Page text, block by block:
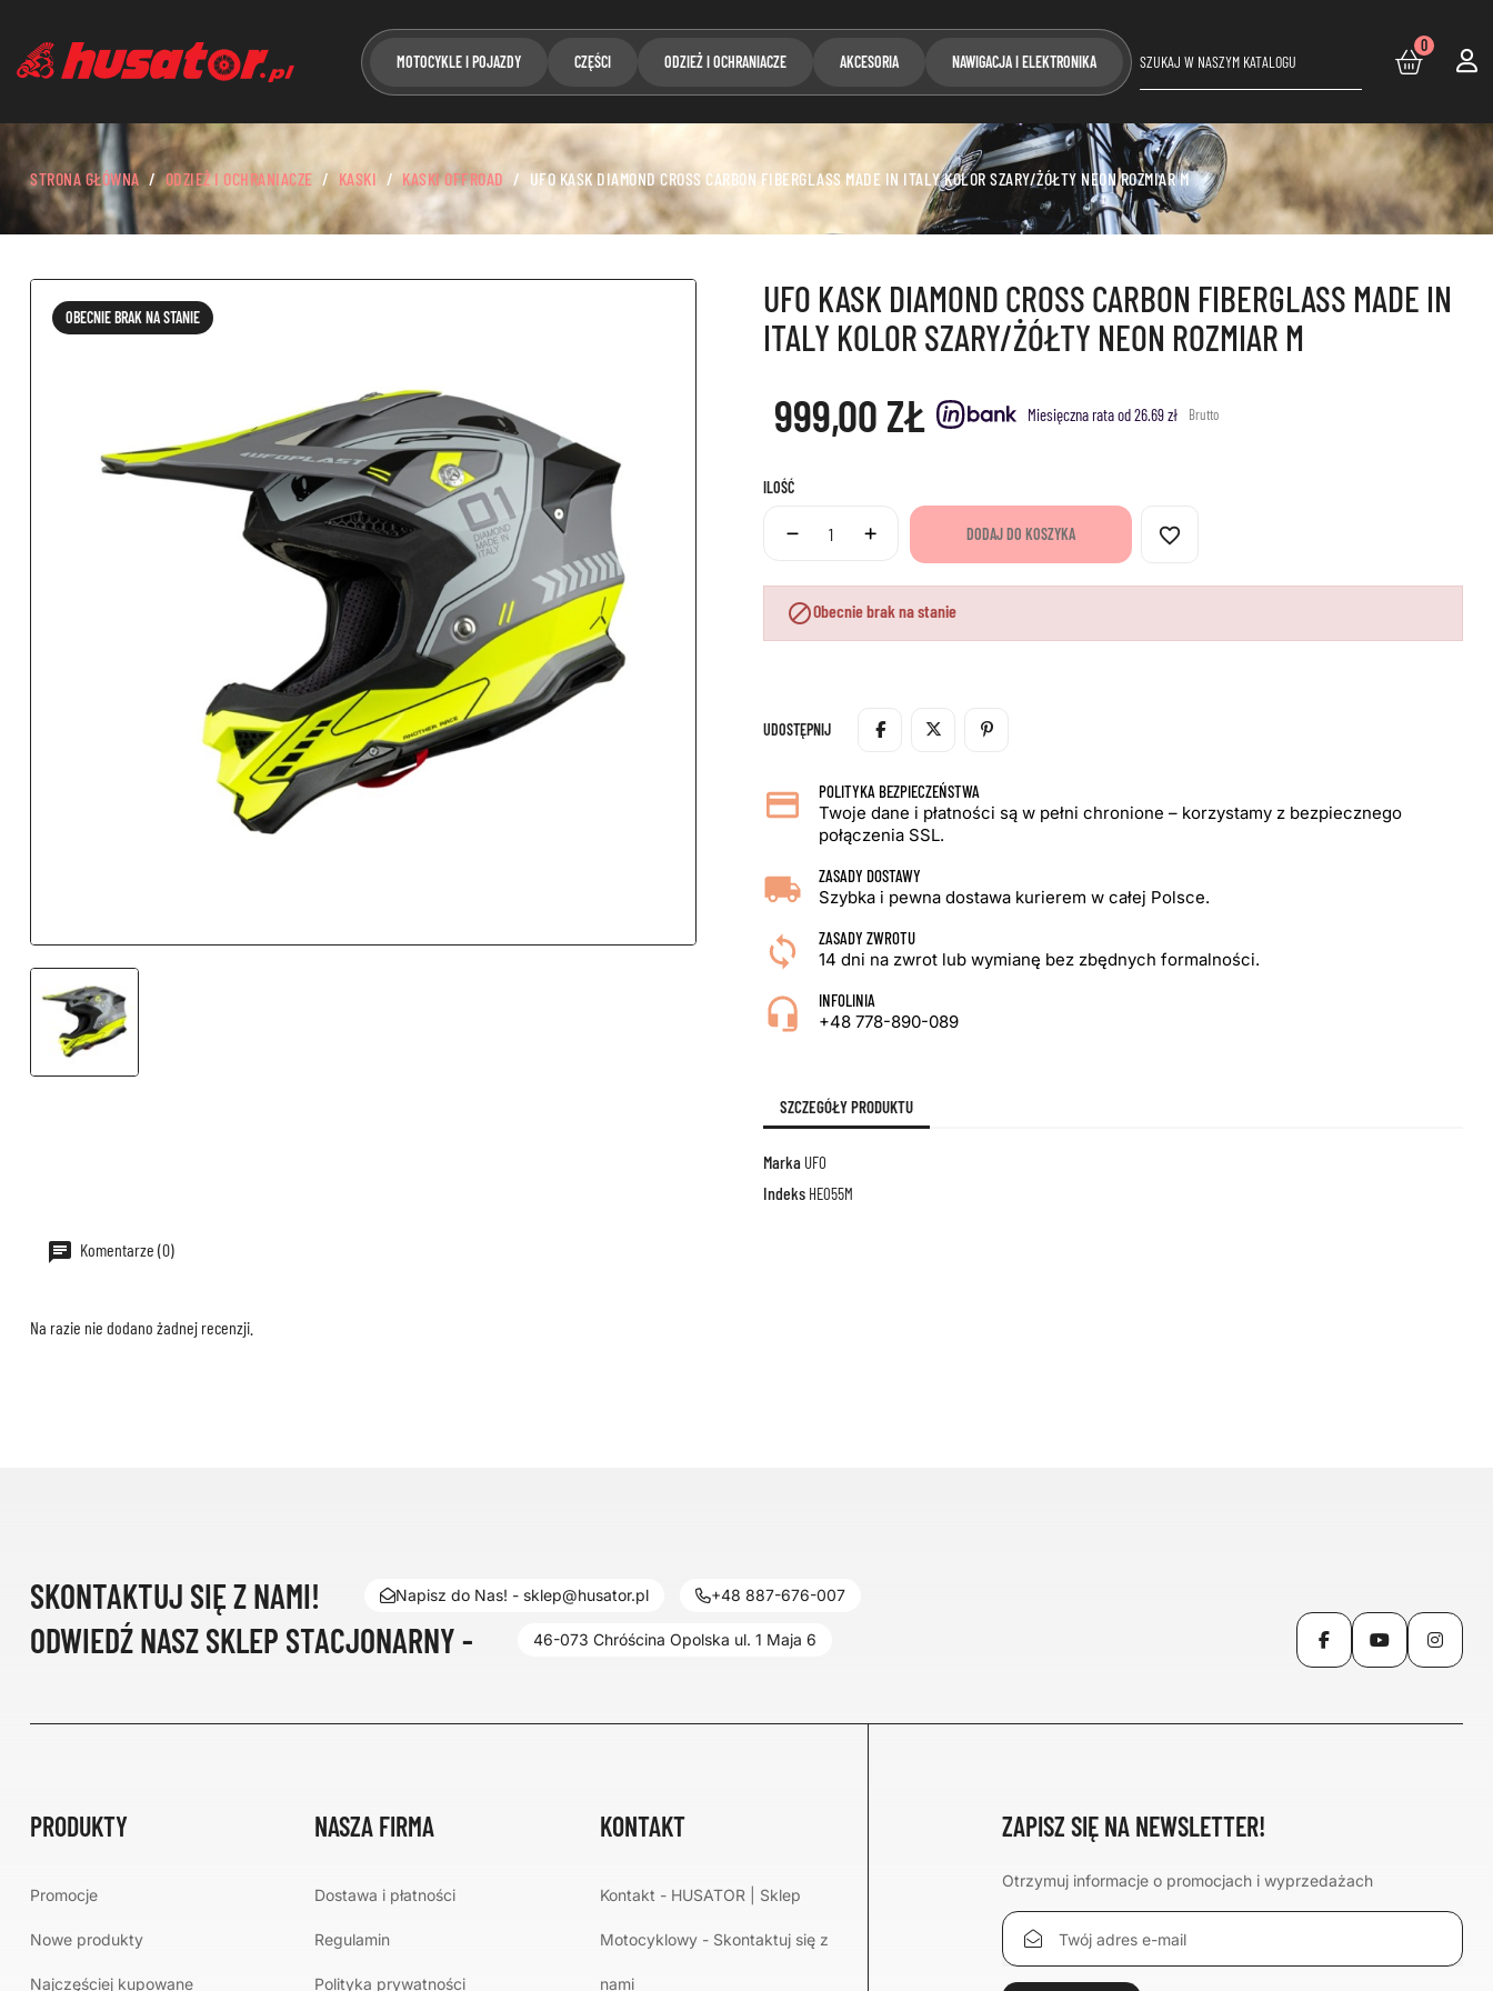
MOTOCYKLE I POJAZDY CZĘŚCI ODZIEŻ I OCHRANIACZE AKCESORIA NAWIGACJA I ELEKTRONIKA
0
STRONA GŁÓWNA ODZIEŻ I OCHRANIACZE KASKI KASKI OFFROAD UFO KASK DIAMOND CROSS CARBON FIBERGLASS MADE IN ITALY KOLOR SZARY/ŻÓŁTY NEON ROZMIAR M
OBECNIE BRAK NA STANIE
UFO KASK DIAMOND CROSS CARBON FIBERGLASS MADE IN
ITALY KOLOR SZARY/ŻÓŁTY NEON ROZMIAR M
999,00 ZŁ Miesięczna rata od 26.69 zł Brutto
ILOŚĆ
DODAJ DO KOSZYKA favorite_border
Obecnie brak na stanie
UDOSTĘPNIJ
POLITYKA BEZPIECZEŃSTWA
Twoje dane i płatności są w pełni chronione – korzystamy z bezpiecznego
połączenia SSL.
ZASADY DOSTAWY
Szybka i pewna dostawa kurierem w całej Polsce.
ZASADY ZWROTU
14 dni na zwrot lub wymianę bez zbędnych formalności.
INFOLINIA
+48 778-890-089
SZCZEGÓŁY PRODUKTU
Marka UFO
Indeks HE055M
Komentarze (0)
Na razie nie dodano żadnej recenzji.
SKONTAKTUJ SIĘ Z NAMI! Napisz do Nas! - sklep@husator.pl +48 887-676-007
ODWIEDŹ NASZ SKLEP STACJONARNY - 46-073 Chróścina Opolska ul. 1 Maja 6
FacebookYouTube
PRODUKTY
Promocje
Nowe produkty
Najczęściej kupowane
NASZA FIRMA
Dostawa i płatności
Regulamin
Polityka prywatności
KONTAKT
Kontakt - HUSATOR | Sklep
Motocyklowy - Skontaktuj się z
nami
ZAPISZ SIĘ NA NEWSLETTER!
Otrzymuj informacje o promocjach i wyprzedażach